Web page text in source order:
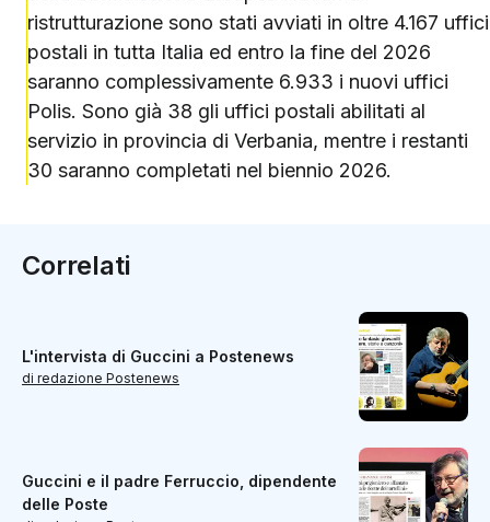
ristrutturazione sono stati avviati in oltre 4.167 uffici
postali in tutta Italia ed entro la fine del 2026
saranno complessivamente 6.933 i nuovi uffici
Polis. Sono già 38 gli uffici postali abilitati al
servizio in provincia di Verbania, mentre i restanti
30 saranno completati nel biennio 2026.
Correlati
L'intervista di Guccini a Postenews
di redazione Postenews
Guccini e il padre Ferruccio, dipendente
delle Poste